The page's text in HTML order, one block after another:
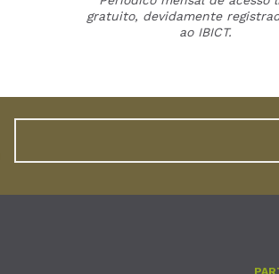
gratuito, devidamente
ao IBICT.